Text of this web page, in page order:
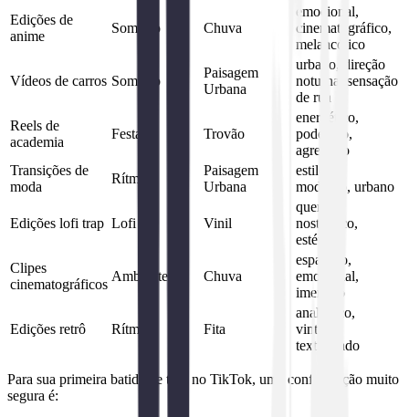
Edições de
anime
Sombrio Chuva
emocional,
cinematográfico,
melancólico
Vídeos de carros Sombrio
Paisagem
Urbana
urbano, direção
noturna, sensação
de rua
Reels de
academia
Festa Trovão
energético,
poderoso,
agressivo
Transições de
moda
Rítmico
Paisagem
Urbana
estiloso,
moderno, urbano
Edições lofi trap Lofi Vinil
quente,
nostálgico,
estético
Clipes
cinematográficos
Ambiente Chuva
espaçoso,
emocional,
imersivo
Edições retrô Rítmico Fita
analógico,
vintage,
texturizado
Para sua primeira batida de trap no TikTok, uma configuração muito
segura é: